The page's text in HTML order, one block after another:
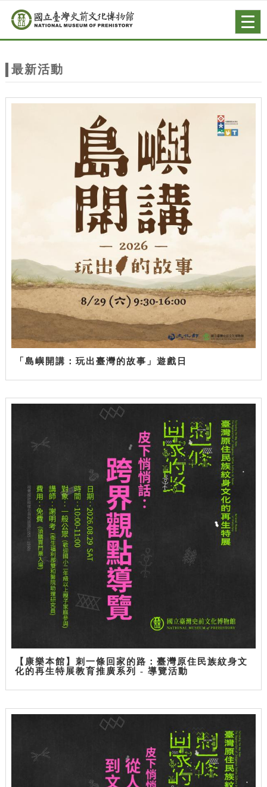
站
主
跳到主要內容
網站導覽
最新活動
「島嶼開講：玩出臺灣的故事」遊戲日
【康樂本館】刺一條回家的路：臺灣原住民族紋身文
化的再生特展教育推廣系列 - 導覽活動